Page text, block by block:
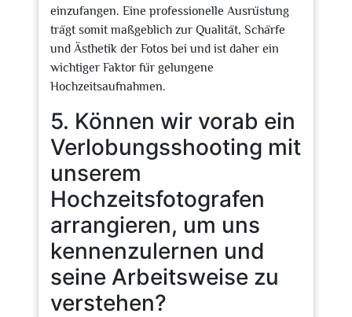
einzufangen. Eine professionelle Ausrüstung
trägt somit maßgeblich zur Qualität, Schärfe
und Ästhetik der Fotos bei und ist daher ein
wichtiger Faktor für gelungene
Hochzeitsaufnahmen.
5. Können wir vorab ein
Verlobungsshooting mit
unserem
Hochzeitsfotografen
arrangieren, um uns
kennenzulernen und
seine Arbeitsweise zu
verstehen?